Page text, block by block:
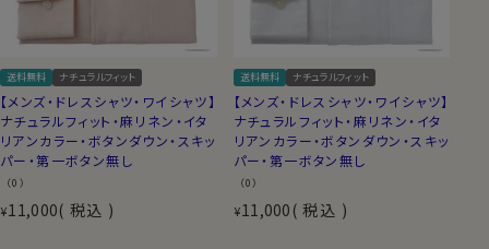
送料無料 ナチュラルフィット
【メンズ・ドレスシャツ・ワイシャツ】
ナチュラルフィット・麻リネン・イタ
リアンカラー・ボタンダウン・スキッ
パー・第一ボタン無し
（0）
¥11,000 税込
送料無料 ナチュラルフィット
【メンズ・ドレスシャツ・ワイシャツ】
ナチュラルフィット・麻リネン・イタ
リアンカラー・ボタンダウン・スキッ
パー・第一ボタン無し
（0）
¥11,000 税込